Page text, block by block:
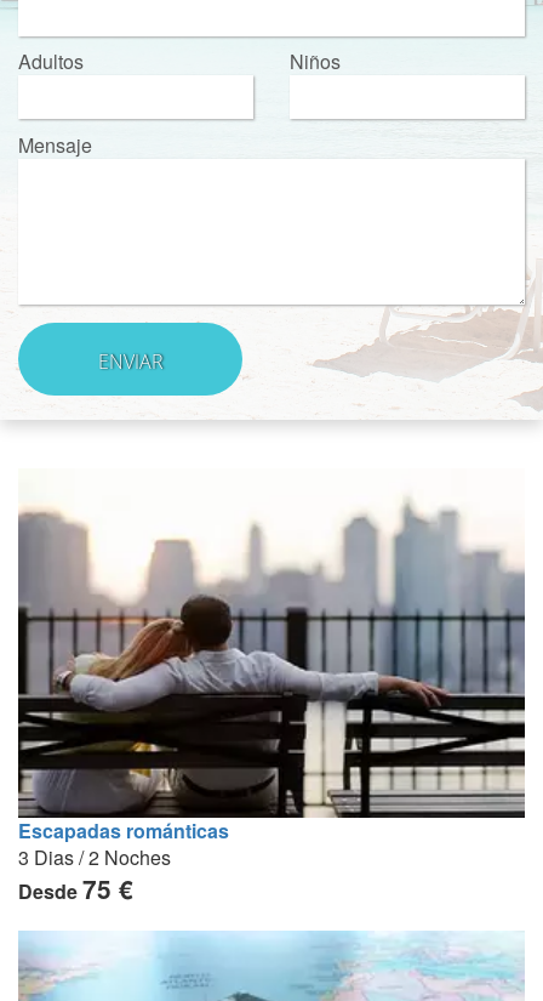
Adultos Niños
Mensaje
Escapadas románticas
3 Dias / 2 Noches
Desde75 €